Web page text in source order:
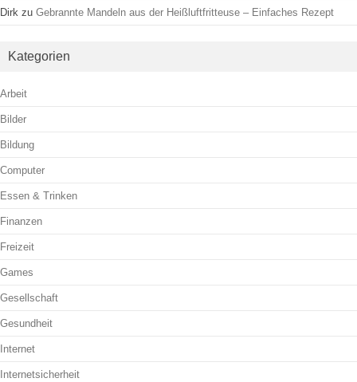
Dirk zu Gebrannte Mandeln aus der Heißluftfritteuse – Einfaches Rezept
Kategorien
Arbeit
Bilder
Bildung
Computer
Essen & Trinken
Finanzen
Freizeit
Games
Gesellschaft
Gesundheit
Internet
Internetsicherheit